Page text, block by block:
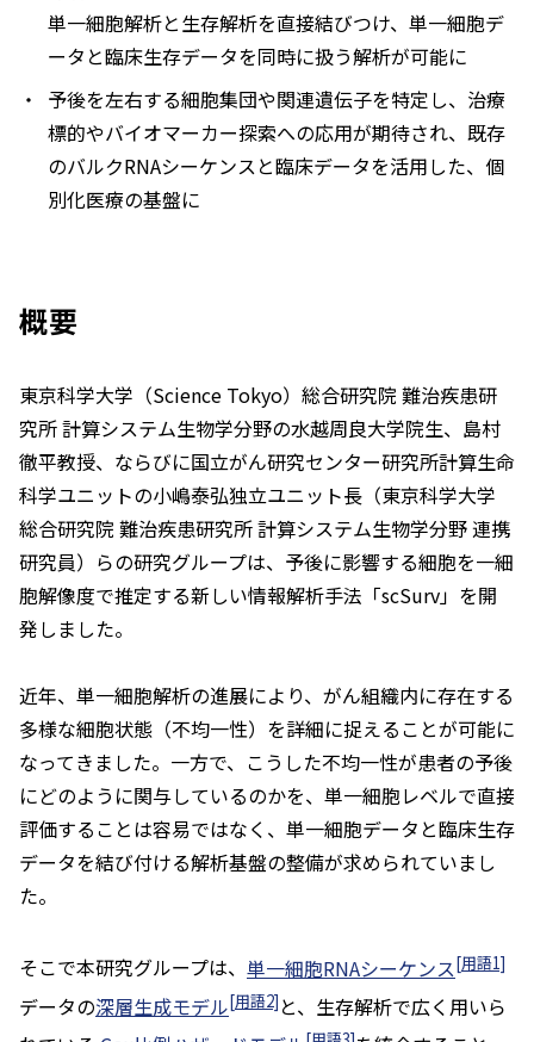
単一細胞解析と生存解析を直接結びつけ、単一細胞デ
ータと臨床生存データを同時に扱う解析が可能に
予後を左右する細胞集団や関連遺伝子を特定し、治療
標的やバイオマーカー探索への応用が期待され、既存
のバルクRNAシーケンスと臨床データを活用した、個
別化医療の基盤に
概要
東京科学大学（Science Tokyo）総合研究院 難治疾患研
究所 計算システム生物学分野の水越周良大学院生、島村
徹平教授、ならびに国立がん研究センター研究所計算生命
科学ユニットの小嶋泰弘独立ユニット長（東京科学大学
総合研究院 難治疾患研究所 計算システム生物学分野 連携
研究員）らの研究グループは、予後に影響する細胞を一細
胞解像度で推定する新しい情報解析手法「scSurv」を開
発しました。
近年、単一細胞解析の進展により、がん組織内に存在する
多様な細胞状態（不均一性）を詳細に捉えることが可能に
なってきました。一方で、こうした不均一性が患者の予後
にどのように関与しているのかを、単一細胞レベルで直接
評価することは容易ではなく、単一細胞データと臨床生存
データを結び付ける解析基盤の整備が求められていまし
た。
そこで本研究グループは、 単一細胞RNAシーケンス[用語1]
データの深層生成モデル[用語2] と、生存解析で広く用いら